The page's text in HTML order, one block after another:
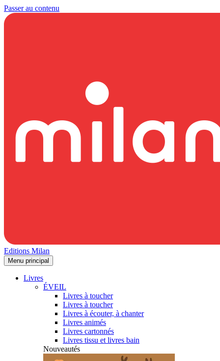
Passer au contenu
Editions Milan
Menu principal
Livres
ÉVEIL
Livres à toucher
Livres à toucher
Livres à écouter, à chanter
Livres animés
Livres cartonnés
Livres tissu et livres bain
Nouveautés